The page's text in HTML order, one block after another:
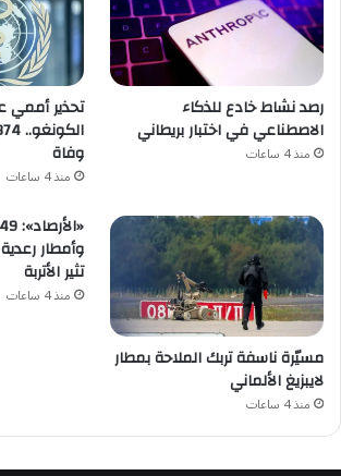
رصد نشاط خادع للذكاء
الاصطناعي في اختبار بريطاني
منذ 4 ساعات
تحذير أممي
وفاة
منذ 4 ساعات
مسيّرة ناسفة تربك الملاحة بمطار
لايبزيغ الألماني
منذ 4 ساعات
تثير الأتربة
منذ 4 ساعات